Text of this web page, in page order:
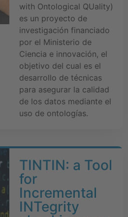
with Ontological QUality)
es un proyecto de
investigación financiado
por el Ministerio de
Ciencia e innovación, el
objetivo del cual es el
desarrollo de técnicas
para asegurar la calidad
de los datos mediante el
uso de ontologías.
TINTIN: a Tool
for
Incremental
INTegrity